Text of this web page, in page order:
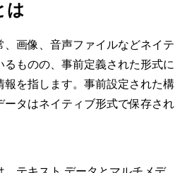
は
画像、音声ファイルなどネイテ
るものの、事前定義された形式に
を指します。事前設定された構
タはネイティブ形式で保存され